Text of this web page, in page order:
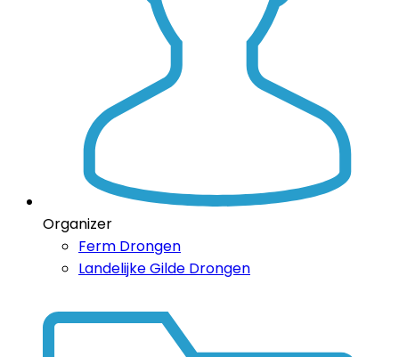
Organizer
Ferm Drongen
Landelijke Gilde Drongen